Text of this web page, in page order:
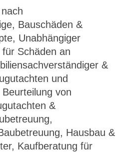
Bauschäden &
Unabhängiger
Schäden an
&
und
von
&
Hausbau &
Kaufberatung für